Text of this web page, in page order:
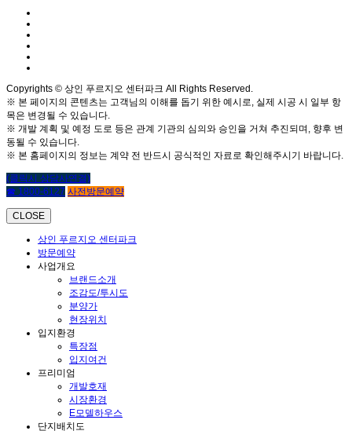
Copyrights © 상인 푸르지오 센터파크 All Rights Reserved.
※ 본 페이지의 콘텐츠는 고객님의 이해를 돕기 위한 예시로, 실제 시공 시 일부 항
목은 변경될 수 있습니다.
※ 개발 계획 및 예정 도로 등은 관계 기관의 심의와 승인을 거쳐 추진되며, 향후 변
동될 수 있습니다.
※ 본 홈페이지의 정보는 계약 전 반드시 공식적인 자료로 확인해주시기 바랍니다.
(클릭시 상담사연결)
☎ 1800-6127 사전방문예약
CLOSE
상인 푸르지오 센터파크
방문예약
사업개요
브랜드소개
조감도/투시도
분양가
현장위치
입지환경
특장점
입지여건
프리미엄
개발호재
시장환경
E모델하우스
단지배치도